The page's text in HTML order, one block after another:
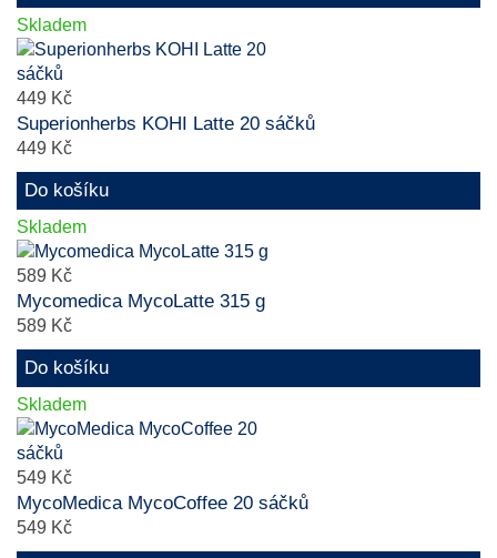
Skladem
449 Kč
Superionherbs KOHI Latte 20 sáčků
449 Kč
Do košíku
Skladem
589 Kč
Mycomedica MycoLatte 315 g
589 Kč
Do košíku
Skladem
549 Kč
MycoMedica MycoCoffee 20 sáčků
549 Kč